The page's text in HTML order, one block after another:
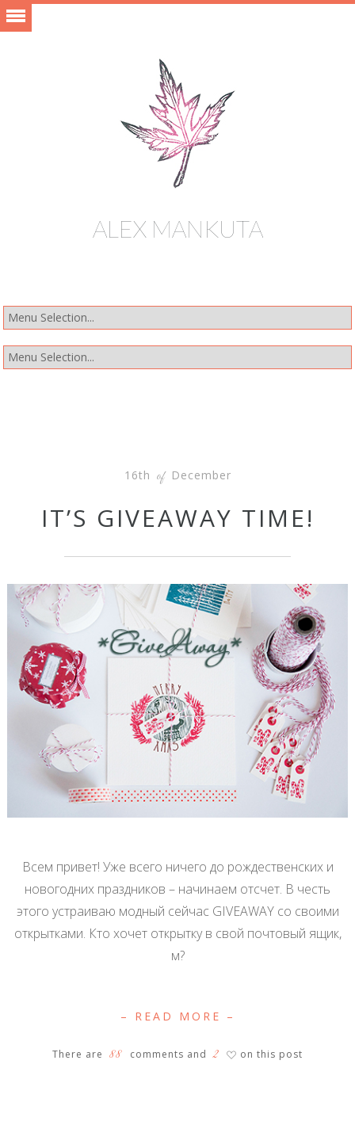
ALEX MANKUTA
16th of December
IT’S GIVEAWAY TIME!
Всем привет! Уже всего ничего до рождественских и
новогодних праздников – начинаем отсчет. В честь
этого устраиваю модный сейчас GIVEAWAY со своими
открытками. Кто хочет открытку в свой почтовый ящик,
м?
– READ MORE –
There are 88 comments and 2 ♡ on this post